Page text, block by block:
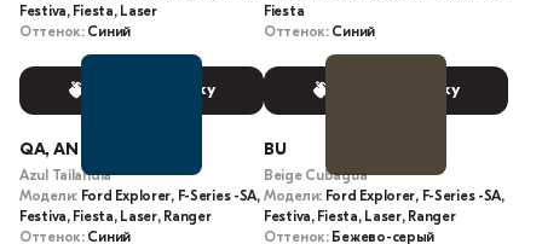
Festiva, Fiesta, Laser
Оттенок: Синий
Выбрать краску
Fiesta
Оттенок: Синий
Выбрать краску
QA, AN
Azul Tailandia
Модели: Ford Explorer, F-Series -SA,
Festiva, Fiesta, Laser, Ranger
Оттенок: Синий
BU
Beige Cubagua
Модели: Ford Explorer, F-Series -SA,
Festiva, Fiesta, Laser, Ranger
Оттенок: Бежево-серый